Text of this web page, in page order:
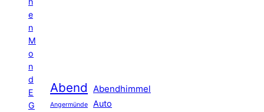
e
n
M
o
n
d
E
G
Abend Abendhimmel
Angermünde Auto